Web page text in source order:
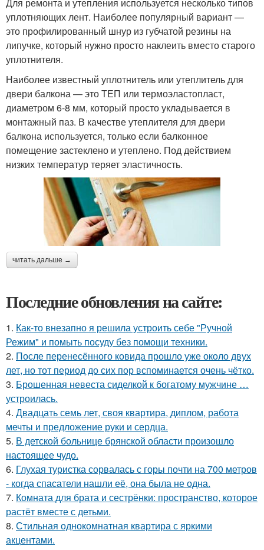
уплотняющих лент. Наиболее популярный вариант —
это профилированный шнур из губчатой резины на
липучке, который нужно просто наклеить вместо старого
уплотнителя.
Наиболее известный уплотнитель или утеплитель для
двери балкона — это ТЕП или термоэластопласт,
диаметром 6-8 мм, который просто укладывается в
монтажный паз. В качестве утеплителя для двери
балкона используется, только если балконное
помещение застеклено и утеплено. Под действием
низких температур теряет эластичность.
читать дальше →
Последние обновления на сайте:
1. Как-то внезапно я решила устроить себе "Ручной
Режим" и помыть посуду без помощи техники.
2. После перенесённого ковида прошло уже около двух
лет, но тот период до сих пор вспоминается очень чётко.
3. Брошенная невеста сиделкой к богатому мужчине …
устроилась.
4. Двадцать семь лет, своя квартира, диплом, работа
мечты и предложение руки и сердца.
5. В детской больнице брянской области произошло
настоящее чудо.
6. Глухая туристка сорвалась с горы почти на 700 метров
- когда спасатели нашли её, она была не одна.
7. Комната для брата и сестрёнки: пространство, которое
растёт вместе с детьми.
8. Стильная однокомнатная квартира с яркими
акцентами.